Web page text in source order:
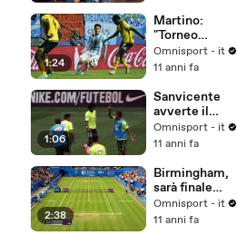
1:24
Martino:
"Torneo
intenso,
dobbiamo
quarti"
Omnisport - it
11 anni fa
1:06
Sanvicente
avverte il
Brasile: "La
storia si può
Omnisport - it
11 anni fa
2:38
Birmingham,
sarà finale
Kerber-
Pliskova
Omnisport - it
11 anni fa